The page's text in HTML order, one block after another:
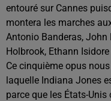
entouré sur Cannes
montera les marches
Antonio Banderas, John
Holbrook, Ethann
Ce cinquième opus
laquelle Indiana Jones
parce que les États-